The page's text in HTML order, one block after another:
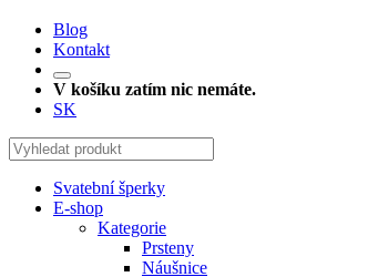
Blog
Kontakt
V košíku zatím nic nemáte.
SK
Svatební šperky
E-shop
Kategorie
Prsteny
Náušnice